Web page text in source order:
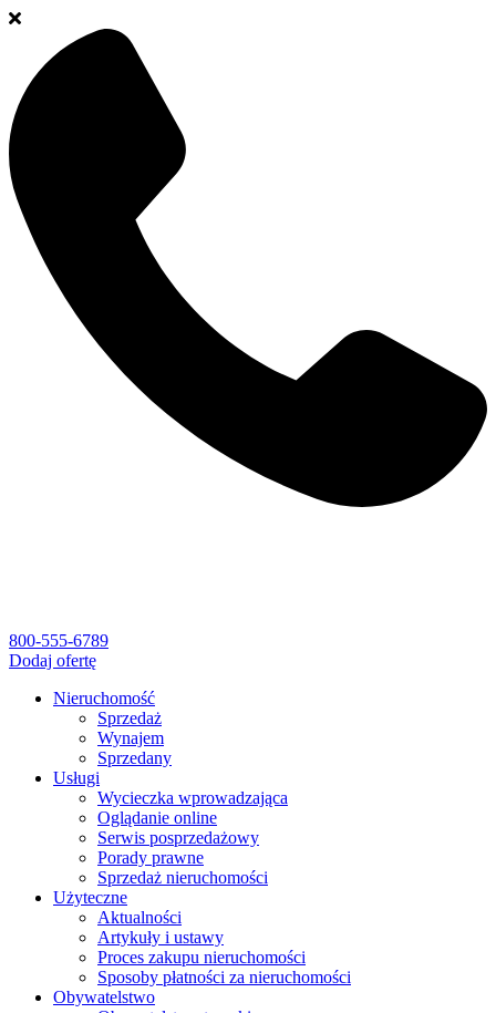
800-555-6789
Dodaj ofertę
Nieruchomość
Sprzedaż
Wynajem
Sprzedany
Usługi
Wycieczka wprowadzająca
Oglądanie online
Serwis posprzedażowy
Porady prawne
Sprzedaż nieruchomości
Użyteczne
Aktualności
Artykuły i ustawy
Proces zakupu nieruchomości
Sposoby płatności za nieruchomości
Obywatelstwo